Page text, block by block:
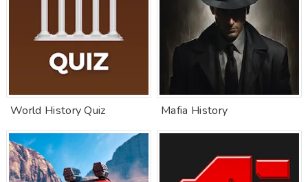
World History Quiz Mafia History